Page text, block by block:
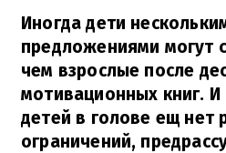
Иногда дети
предложениями могут
чем взрослые после
мотивационных книг. И
детей в голове ещ нет
ограничений,